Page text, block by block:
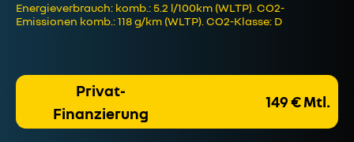
Energieverbrauch: komb.: 5.2 l/100km (WLTP). CO2-
Emissionen komb.: 118 g/km (WLTP). CO2-Klasse: D
Privat-
Finanzierung
149 € Mtl.